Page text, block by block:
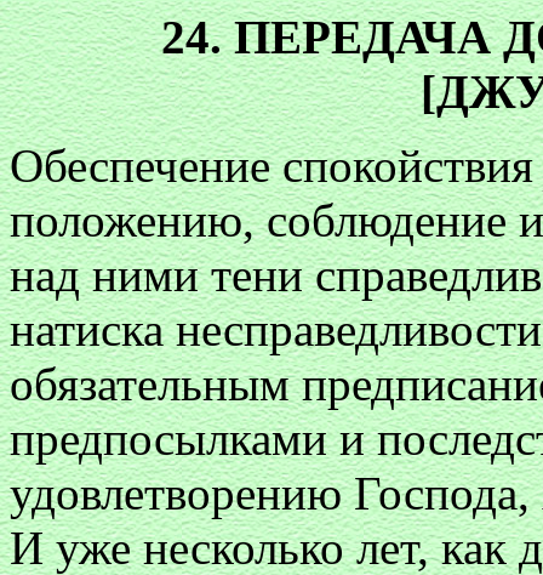
24. ПЕРЕДАЧА
Обеспечение
положению, соблюдение
над ними тени
натиска
обязательным
предпосылками и
удовлетворению
И уже несколько лет, как